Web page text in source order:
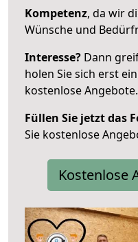
Kompetenz, da wir
Wünsche und
Interesse? Dann
holen Sie sich erst
kostenlose Angebote.
Füllen Sie jetzt das
Sie kostenlose
Kostenlose